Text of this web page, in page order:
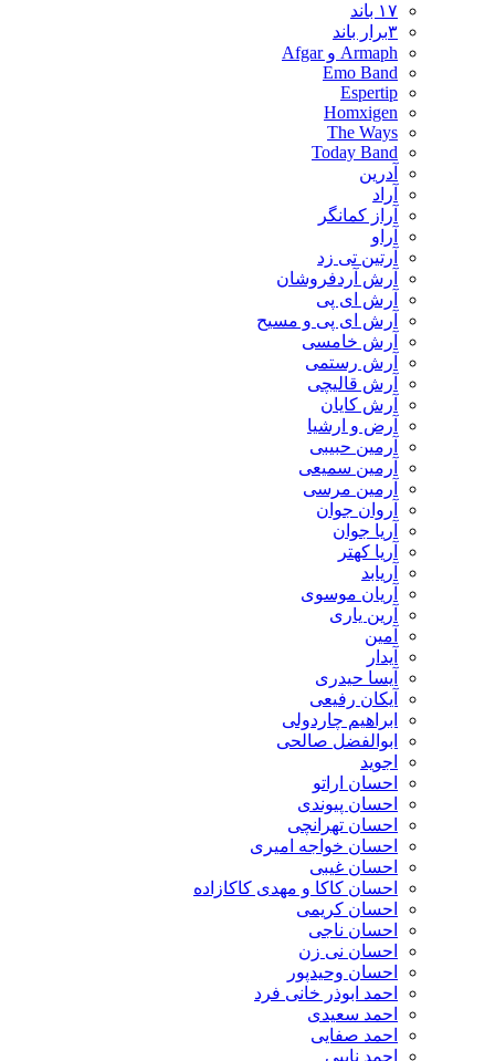
۱۷ باند
۳برار باند
Armaph و Afgar
Emo Band
Espertip
Homxigen
The Ways
Today Band
آدرین
آراد
آراز کمانگر
آراو
آرتین تی زد
آرش آردفروشان
آرش ای پی
آرش ای پی و مسیح
آرش خامسی
آرش رستمی
آرش قالیچی
آرش کایان
​آرض و ارشیا
آرمین حبیبی
آرمین سمیعی
آرمین مرسی
آروان جوان
آریا جوان
آریا کهتر
آریابد
آریان موسوی
آرین یاری
آمین
آیدار
آیسا حیدری
آیکان رفیعی
ابراهیم چاردولی
ابوالفضل صالحی
اجوید
احسان اراتو
احسان پیوندی
احسان تهرانچی
احسان خواجه امیری
احسان غیبی
احسان کاکا و مهدی کاکازاده
احسان کریمی
احسان ناجی
احسان نی زن
احسان وحیدپور
احمد ابوذر خانی فرد
احمد سعیدی
احمد صفایی
احمد نایبی